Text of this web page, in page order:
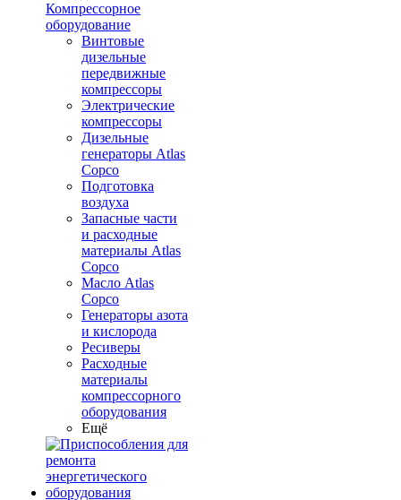
Компрессорное
оборудование
Винтовые
дизельные
передвижные
компрессоры
Электрические
компрессоры
Дизельные
генераторы Atlas
Copco
Подготовка
воздуха
Запасные части
и расходные
материалы Atlas
Copco
Масло Atlas
Copco
Генераторы азота
и кислорода
Ресиверы
Расходные
материалы
компрессорного
оборудования
Ещё